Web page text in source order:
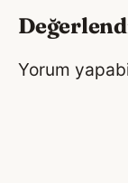
Yorum